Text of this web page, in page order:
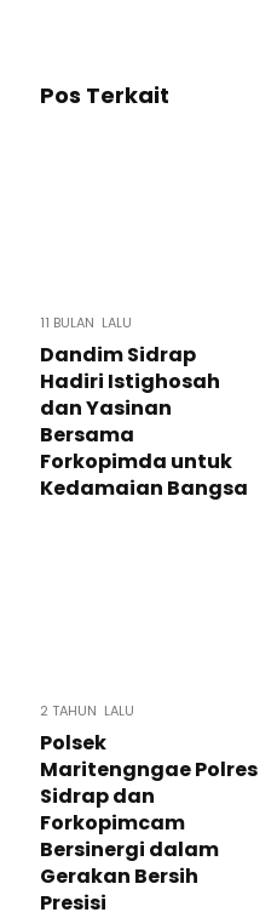
Pos Terkait
11 BULAN LALU
Dandim Sidrap
Hadiri Istighosah
dan Yasinan
Bersama
Forkopimda untuk
Kedamaian Bangsa
2 TAHUN LALU
Polsek
Maritengngae Polres
Sidrap dan
Forkopimcam
Bersinergi dalam
Gerakan Bersih
Presisi